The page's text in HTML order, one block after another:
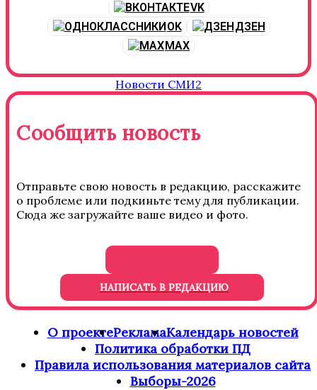
VK
OK
ДЗЕН
MAX
Новости СМИ2
Сообщить новость
Отправьте свою новость в редакцию, расскажите
о проблеме или подкиньте тему для публикации.
Сюда же загружайте ваше видео и фото.
НАПИСАТЬ В РЕДАКЦИЮ
О проектеРекламаКалендарь новостей
Политика обработки ПД
Правила использования материалов сайта
Выборы-2026